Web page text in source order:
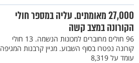
27,000 מאומתים. עליה במספר חולי
הקורונה במצב קשה
96 חולים מחוברים למכונות הנשמה. 13 חולי
קורונה נפטרו בסוף השבוע. מניין קרבנות המגיפה
עומד על 8,319